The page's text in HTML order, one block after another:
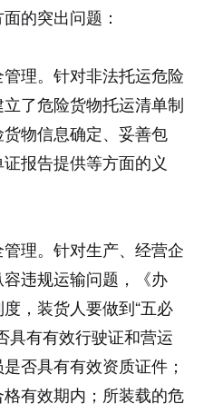
的突出问题：
理。针对非法托运危险
了危险货物托运清单制
物信息确定、妥善包
报告提供等方面的义
理。针对生产、经营企
违规运输问题，《办
，装货人要做到“五必
具有有效行驶证和营运
否具有有效资质证件；
有效期内；所装载的危